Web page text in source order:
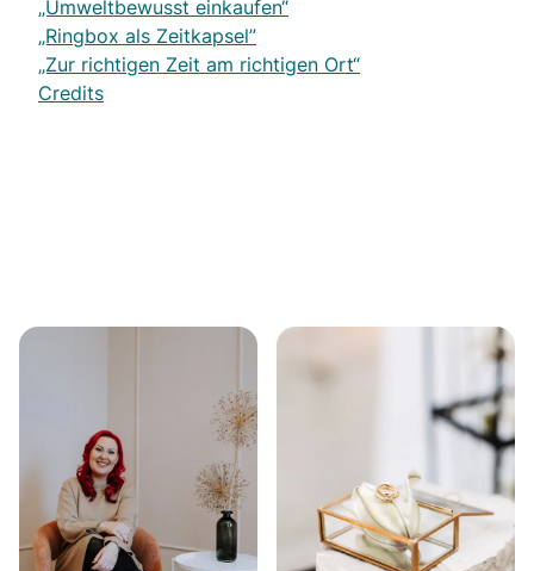
„Umweltbewusst einkaufen“
„Ringbox als Zeitkapsel”
„Zur richtigen Zeit am richtigen Ort“
Credits